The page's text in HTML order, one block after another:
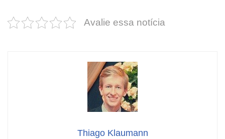
Avalie essa notícia
Thiago Klaumann